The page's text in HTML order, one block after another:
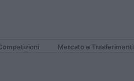
Mercato e Trasferimenti